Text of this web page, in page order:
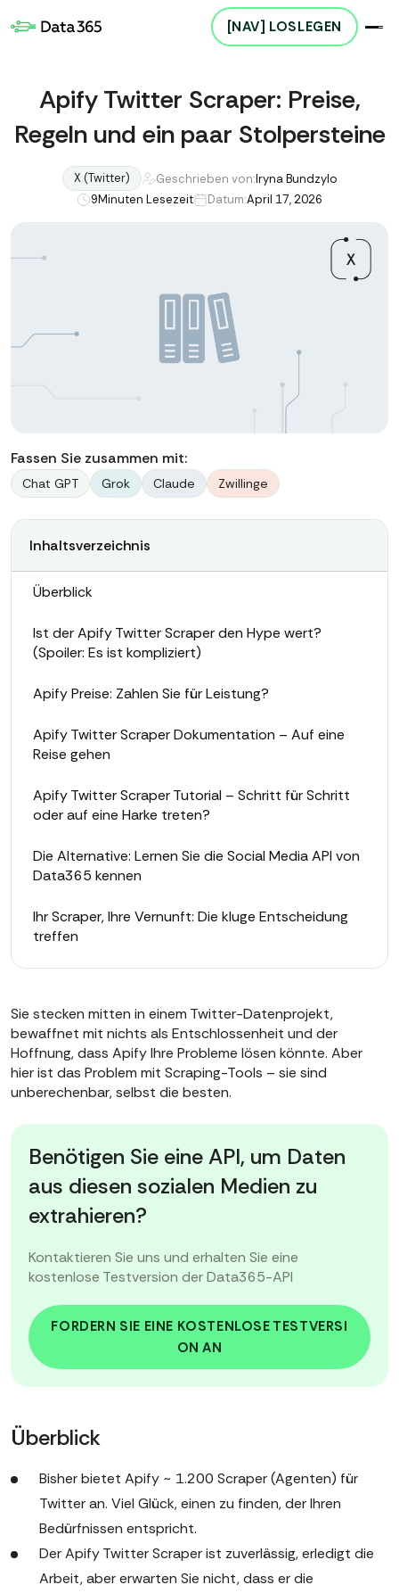
[NAV] LOSLEGEN
Apify Twitter Scraper: Preise,
Regeln und ein paar Stolpersteine
X (Twitter) Geschrieben von:Iryna Bundzylo
9Minuten Lesezeit Datum:April 17, 2026
Fassen Sie zusammen mit:
Chat GPT Grok Claude Zwillinge
Inhaltsverzeichnis
Überblick
Ist der Apify Twitter Scraper den Hype wert?
(Spoiler: Es ist kompliziert)
Apify Preise: Zahlen Sie für Leistung?
Apify Twitter Scraper Dokumentation – Auf eine
Reise gehen
Apify Twitter Scraper Tutorial – Schritt für Schritt
oder auf eine Harke treten?
Die Alternative: Lernen Sie die Social Media API von
Data365 kennen
Ihr Scraper, Ihre Vernunft: Die kluge Entscheidung
treffen
Sie stecken mitten in einem Twitter-Datenprojekt,
bewaffnet mit nichts als Entschlossenheit und der
Hoffnung, dass Apify Ihre Probleme lösen könnte. Aber
hier ist das Problem mit Scraping-Tools – sie sind
unberechenbar, selbst die besten.
Benötigen Sie eine API, um Daten
aus diesen sozialen Medien zu
extrahieren?
Kontaktieren Sie uns und erhalten Sie eine
kostenlose Testversion der Data365-API
FORDERN SIE EINE KOSTENLOSE TESTVERSI
ON AN
Überblick
Bisher bietet Apify ~ 1.200 Scraper (Agenten) für
Twitter an. Viel Glück, einen zu finden, der Ihren
Bedürfnissen entspricht.
Der Apify Twitter Scraper ist zuverlässig, erledigt die
Arbeit, aber erwarten Sie nicht, dass er die